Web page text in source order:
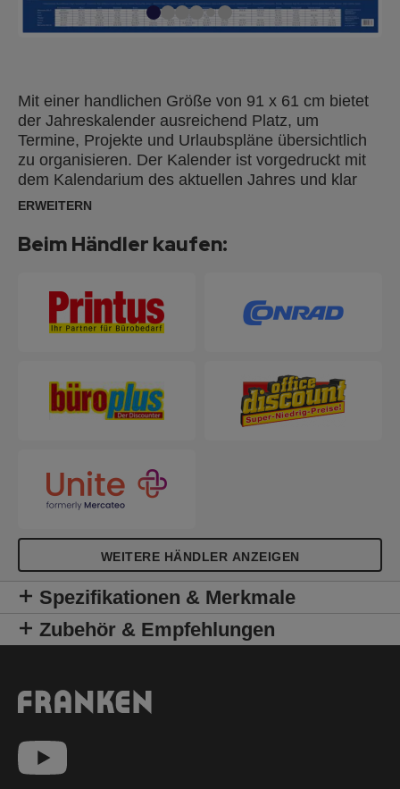
Mit einer handlichen Größe von 91 x 61 cm bietet
der Jahreskalender ausreichend Platz, um
Termine, Projekte und Urlaubspläne übersichtlich
zu organisieren. Der Kalender ist vorgedruckt mit
dem Kalendarium des aktuellen Jahres und klar
strukturiert mit 14 vertikal angeordneten Monaten
die Wand ist ideal für den Einsatz im Büro oder zu
gekennzeichneten Feiertagen und einer Übersicht
über die Ferien der einzelnen Bundesländer. Die
laminierte Kartonoberfläche (130g/m²) eignet sich
wird gerollt geliefert und lässt sich so problemlos
überall verstauen bis er zum Einsatz kommt.
ERWEITERN
Beim Händler kaufen:
WEITERE HÄNDLER ANZEIGEN
Spezifikationen & Merkmale
Zubehör & Empfehlungen